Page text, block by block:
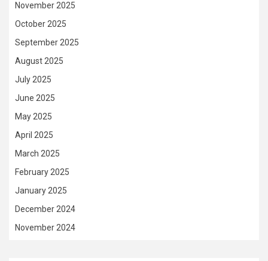
November 2025
October 2025
September 2025
August 2025
July 2025
June 2025
May 2025
April 2025
March 2025
February 2025
January 2025
December 2024
November 2024